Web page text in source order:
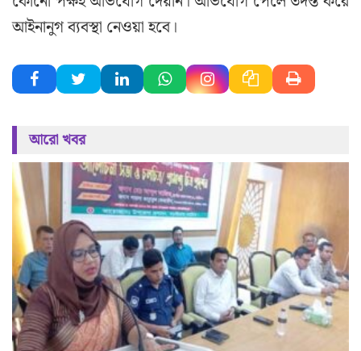
আইনানুগ ব্যবস্থা নেওয়া হবে।
আরো খবর